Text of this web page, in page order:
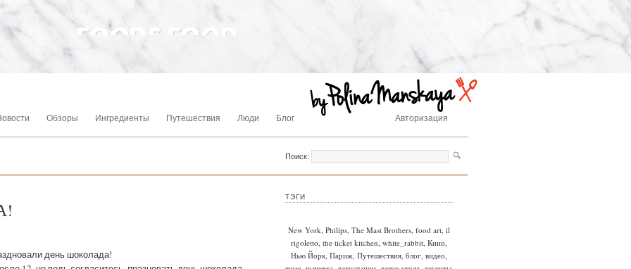
Обзоры Ингредиенты Путешествия Люди Блог Авторизация
Поиск:
день шоколада!
ТЭГИ
New York, Philips, The Mast Brothers, food art, il
rigoletto, the ticket kitchen, white_rabbit, Кино,
Нью Йорк, Париж, Путешествия, блог, видео,